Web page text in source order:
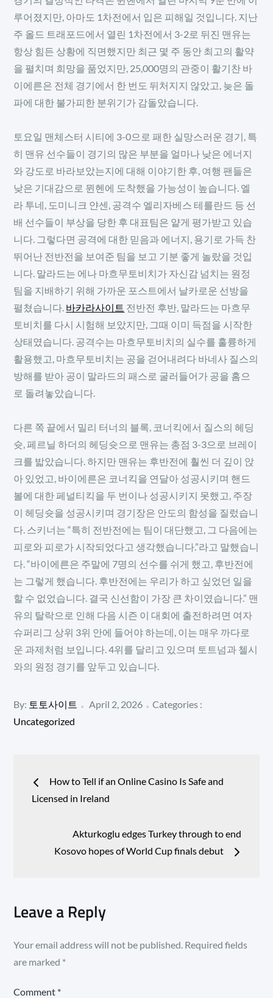
루어졌지만, 아마도 1차전에서 입은 피해일 것입니다. 지난
주 올드 트래포드에서 열린 1차전에서 3-2로 뒤진 맨유는
항상 힘든 상황에 직면했지만 최근 몇 주 동안 최고의 활약
을 펼치며 희망을 품었지만, 25,000명의 관중이 활기찬 바
이에른은 전체 경기에서 한 번도 뒤처지지 않았고, 늦은 돌
파에 대한 불가피한 분위기가 감돌았습니다.
토요일 맨체스터 시티에 3-0으로 패한 실망스러운 경기, 특
히 맨유 선수들이 경기의 많은 부분을 얼마나 낮은 에너지
와 강도로 바라보았는지에 대해 이야기한 후, 여행 팬들은
낮은 기대감으로 뮌헨에 도착했을 가능성이 높습니다. 엘
라 투네, 도미니크 얀센, 공격수 엘리자베스 테를란드 등 선
배 선수들이 부상을 당한 후 대표팀은 얕게 평가받고 있습
니다. 그렇다면 공격에 대한 믿음과 에너지, 용기로 가득 찬
뛰어난 전반전을 보여준 팀을 보고 기분 좋게 놀랐을 것입
니다. 말라드는 에나 마흐무토비치가 자신감 넘치는 원정
팀을 지배하기 위해 가까운 포스트에서 날카로운 선방을
펼쳤습니다. 바카라사이트 전반전 후반, 말라드는 마흐무
토비치를 다시 시험해 보았지만, 그때 이미 득점을 시작한
상태였습니다. 공격수는 마흐무토비치의 실수를 훌륭하게
활용했고, 마흐무토비치는 공을 걷어내려다 바네사 질스의
방해를 받아 공이 말라드의 패스로 굴러들어가 공을 홈으
로 돌려놓았습니다.
다른 쪽 끝에서 밀리 터너의 블록, 코너킥에서 질스의 헤딩
슛, 페르닐 하더의 헤딩슛으로 맨유는 총점 3-3으로 브레이
크를 밟았습니다. 하지만 맨유는 후반전에 훨씬 더 깊이 앉
아 있었고, 바이에른은 코너킥을 연달아 성공시키며 핸드
볼에 대한 페널티킥을 두 번이나 성공시키지 못했고, 주장
이 헤딩슛을 성공시키며 경기장은 안도의 함성을 질렀습니
다. 스키너는 “특히 전반전에는 팀이 대단했고, 그 다음에는
피로와 피로가 시작되었다고 생각했습니다.”라고 말했습니
다. “바이에른은 주말에 7명의 선수를 쉬게 했고, 후반전에
는 그렇게 했습니다. 후반전에는 우리가 하고 싶었던 일을
할 수 없었습니다. 결국 신선함이 가장 큰 차이였습니다.” 맨
유의 탈락으로 인해 다음 시즌 이 대회에 출전하려면 여자
슈퍼리그 상위 3위 안에 들어야 하는데, 이는 매우 까다로
운 과제처럼 보입니다. 4위를 달리고 있으며 토트넘과 첼시
와의 원정 경기를 앞두고 있습니다.
By: 토토사이트
Posted
April 2, 2026
Categories
Categories :
Uncategorized
Post
navigation
How to Tell if an Online Casino Is Safe and
Licensed in Ireland
Akturkoglu edges Turkey through to end
Kosovo hopes of World Cup finals debut
Leave a Reply
Your email address will not be published. Required fields
are marked *
Comment *